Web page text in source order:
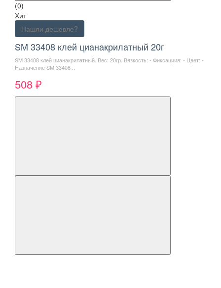
(0)
Хит
Нашли дешевле?
SM 33408 клей цианакрилатный 20г
SM 33408 клей цианакрилатный. Вес: 20гр. Вязкость: - Фиксациия: - Цвет: -
Назначение SM 33408 ..
508 ₽